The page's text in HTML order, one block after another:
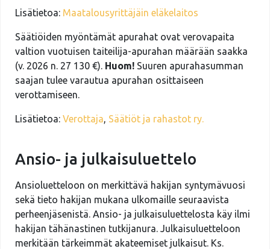
Lisätietoa: Maatalousyrittäjäin eläkelaitos
Säätiöiden myöntämät apurahat ovat verovapaita
valtion vuotuisen taiteilija-apurahan määrään saakka
(v. 2026 n. 27 130 €). Huom! Suuren apurahasumman
saajan tulee varautua apurahan osittaiseen
verottamiseen.
Lisätietoa: Verottaja, Säätiöt ja rahastot ry.
Ansio- ja julkaisuluettelo
Ansioluetteloon on merkittävä hakijan syntymävuosi
sekä tieto hakijan mukana ulkomaille seuraavista
perheenjäsenistä. Ansio- ja julkaisuluettelosta käy ilmi
hakijan tähänastinen tutkijanura. Julkaisuluetteloon
merkitään tärkeimmät akateemiset julkaisut. Ks.